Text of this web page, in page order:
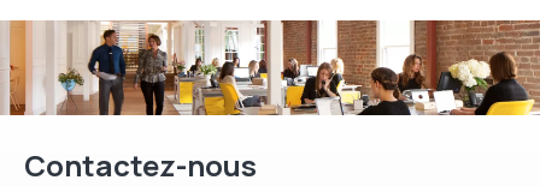
Contactez-nous